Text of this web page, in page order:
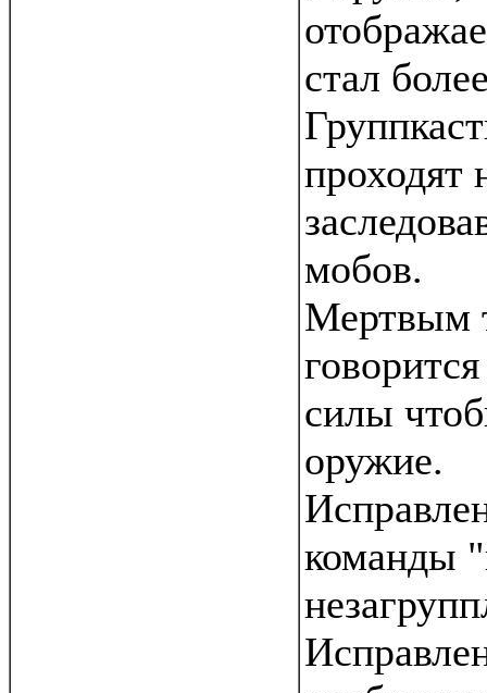
стал
проходят
мобов.
Мертвым
силы
оружие.
команды